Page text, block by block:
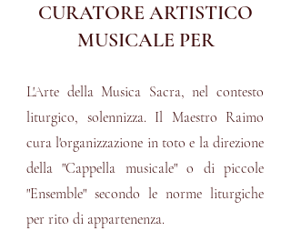
CURATORE ARTISTICO
MUSICALE PER
L'Arte della Musica Sacra, nel contesto
liturgico, solennizza. Il Maestro Raimo
cura l'organizzazione in toto e la direzione
della "Cappella musicale" o di piccole
"Ensemble" secondo le norme liturgiche
per rito di appartenenza.